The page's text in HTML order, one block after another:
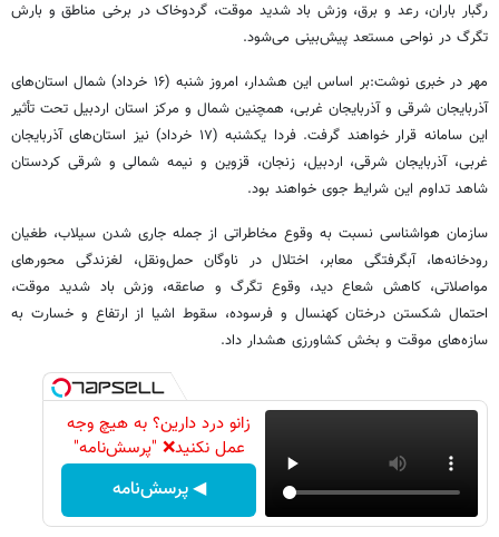
رگبار باران، رعد و برق، وزش باد شدید موقت، گردوخاک در برخی مناطق و بارش
تگرگ در نواحی مستعد پیش‌بینی می‌شود.
مهر در خبری نوشت:بر اساس این هشدار، امروز شنبه (۱۶ خرداد) شمال استان‌های
آذربایجان شرقی و آذربایجان غربی، همچنین شمال و مرکز استان اردبیل تحت تأثیر
این سامانه قرار خواهند گرفت. فردا یکشنبه (۱۷ خرداد) نیز استان‌های آذربایجان
غربی، آذربایجان شرقی، اردبیل، زنجان، قزوین و نیمه شمالی و شرقی کردستان
شاهد تداوم این شرایط جوی خواهند بود.
سازمان هواشناسی نسبت به وقوع مخاطراتی از جمله جاری شدن سیلاب، طغیان
رودخانه‌ها، آبگرفتگی معابر، اختلال در ناوگان حمل‌ونقل، لغزندگی محورهای
مواصلاتی، کاهش شعاع دید، وقوع تگرگ و صاعقه، وزش باد شدید موقت،
احتمال شکستن درختان کهنسال و فرسوده، سقوط اشیا از ارتفاع و خسارت به
سازه‌های موقت و بخش کشاورزی هشدار داد.
زانو درد دارین؟ به هیچ وجه
عمل نکنید❌ "پرسش‌نامه"
◀ پرسش‌نامه